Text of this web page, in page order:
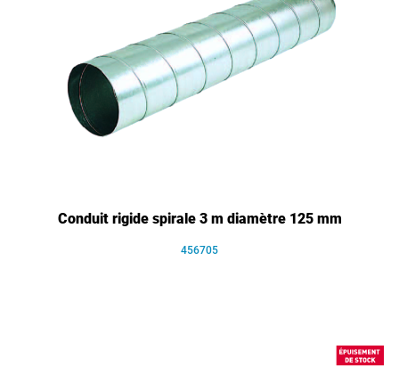
Conduit rigide spirale 3 m diamètre 125 mm
456705